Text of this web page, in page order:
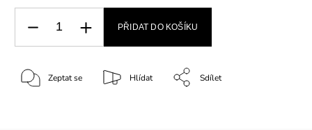
PŘIDAT DO KOŠÍKU
Zeptat se Hlídat Sdílet